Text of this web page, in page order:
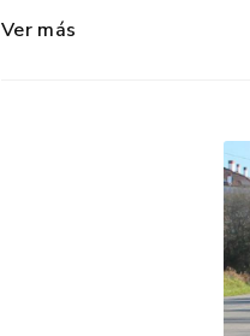
Ver más